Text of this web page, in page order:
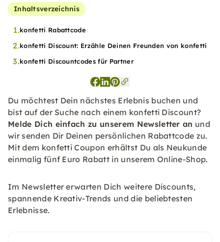
Inhaltsverzeichnis
1.konfetti Rabattcode
2.konfetti Discount: Erzähle Deinen Freunden von konfetti
3.konfetti Discountcodes für Partner
Du möchtest Dein nächstes Erlebnis buchen und
bist auf der Suche nach einem konfetti Discount?
Melde Dich einfach zu unserem Newsletter an und
wir senden Dir Deinen persönlichen Rabattcode zu.
Mit dem konfetti Coupon erhältst Du als Neukunde
einmalig fünf Euro Rabatt in unserem Online-Shop.
Im Newsletter erwarten Dich weitere Discounts,
spannende Kreativ-Trends und die beliebtesten
Erlebnisse.